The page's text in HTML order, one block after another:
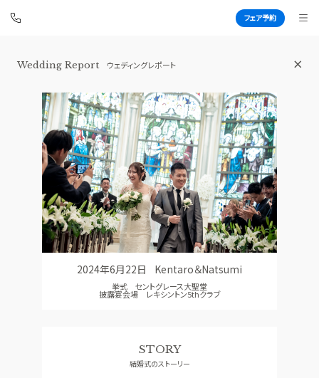
フェア予約
青山セントグレース大聖堂
TOP
トップ
BRIDAL FAIR
ブライダルフェア
FAIR CAMPAIGN
フェアキャンペーンのご案内
WEDDING REPORT
体験者レポート
PHOTO GALLERY
フォトギャラリー
PLAN
プラン
CEREMONY PARTY
披露宴会場
SMALL WEDDING ACCESS
Wedding Report ウェディングレポート
2024年6月22日 Kentaro＆Natsumi
挙式 セントグレース大聖堂
披露宴会場 レキシントン5thクラブ
STORY
結婚式のストーリー